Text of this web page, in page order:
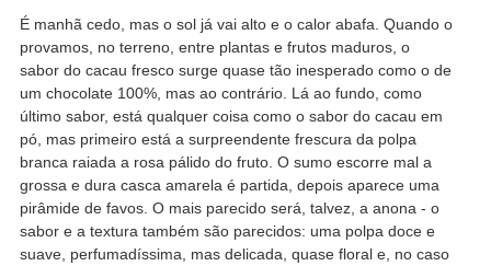
É manhã cedo, mas o sol já vai alto e o calor abafa. Quando o
provamos, no terreno, entre plantas e frutos maduros, o
sabor do cacau fresco surge quase tão inesperado como o de
um chocolate 100%, mas ao contrário. Lá ao fundo, como
último sabor, está qualquer coisa como o sabor do cacau em
pó, mas primeiro está a surpreendente frescura da polpa
branca raiada a rosa pálido do fruto. O sumo escorre mal a
grossa e dura casca amarela é partida, depois aparece uma
pirâmide de favos. O mais parecido será, talvez, a anona - o
sabor e a textura também são parecidos: uma polpa doce e
suave, perfumadíssima, mas delicada, quase floral e, no caso